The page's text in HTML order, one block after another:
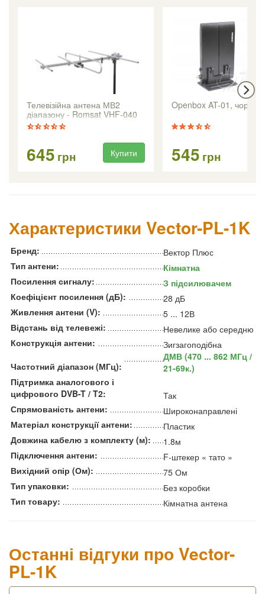
Телевізійна антена МВ2
діапазону - Romsat VHF-040
645 грн Купити
Openbox AT-01, чорна
545 грн
Характеристики Vector-PL-1K
Бренд:
Вектор Плюс
Тип антени:
Кімнатна
Посилення сигналу:
З підсилювачем
Коефіцієнт посилення (дБ):
28 дБ
Живлення антени (V):
5 ... 12В
Відстань від телевежі:
Невелике або середню
Конструкція антени:
Зигзагоподібна
Частотний діапазон (МГц):
ДМВ (470 ... 862 МГц /
21-69к.)
Підтримка аналогового і
цифрового DVB-T / T2:
Так
Спрямованість антени:
Широконаправлені
Матеріал конструкції антени:
Пластик
Довжина кабелю з комплекту (м):
1.8м
Підключення антени:
F-штекер « тато »
Вихідний опір (Ом):
75 Ом
Тип упаковки:
Без коробки
Тип товару:
Кімнатна антена
Останні відгуки про Vector-
PL-1K